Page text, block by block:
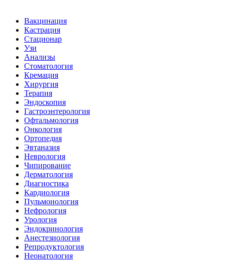
Вакцинация
Кастрация
Стационар
Узи
Анализы
Стоматология
Кремация
Хирургия
Терапия
Эндоскопия
Гастроэнтерология
Офтальмология
Онкология
Ортопедия
Эвтаназия
Неврология
Чипирование
Дерматология
Диагностика
Кардиология
Пульмонология
Нефрология
Урология
Эндокринология
Анестезиология
Репродуктология
Неонатология